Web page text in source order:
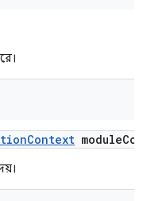
Context module